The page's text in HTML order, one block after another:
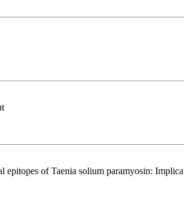
of Taenia solium paramyosin: